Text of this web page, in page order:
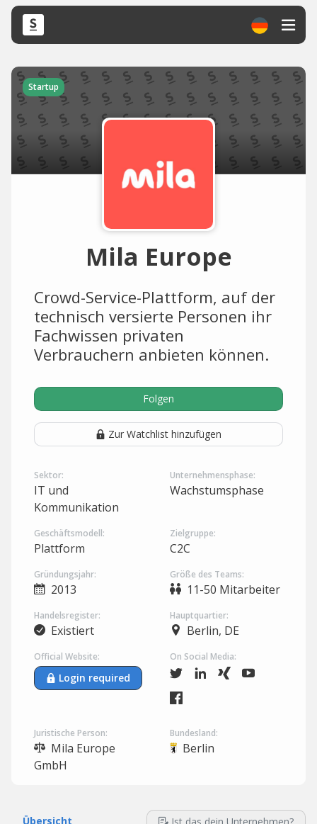
Startup
Mila Europe
Crowd-Service-Plattform, auf der
technisch versierte Personen ihr
Fachwissen privaten
Verbrauchern anbieten können.
Folgen
Zur Watchlist hinzufügen
Sektor:
IT und
Kommunikation
Unternehmensphase:
Wachstumsphase
Geschäftsmodell:
Plattform
Zielgruppe:
C2C
Gründungsjahr:
2013
Größe des Teams:
11-50 Mitarbeiter
Handelsregister:
Existiert
Hauptquartier:
Berlin, DE
Official Website:
Login required
On Social Media:
Juristische Person:
Mila Europe
GmbH
Bundesland:
Berlin
Übersicht